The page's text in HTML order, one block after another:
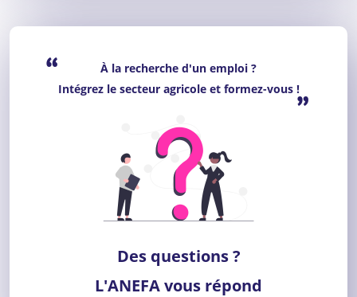
“
À la recherche d'un emploi ?
Intégrez le secteur agricole et formez-vous !”
Des questions ?
L'ANEFA vous répond